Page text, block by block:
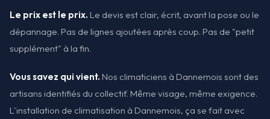
Le prix est le prix. Le devis est clair, écrit, avant la pose ou le
dépannage. Pas de lignes ajoutées après coup. Pas de "petit
supplément" à la fin.
Vous savez qui vient. Nos climaticiens à Dannemois sont des
artisans identifiés du collectif. Même visage, même exigence.
L'installation de climatisation à Dannemois, ça se fait avec